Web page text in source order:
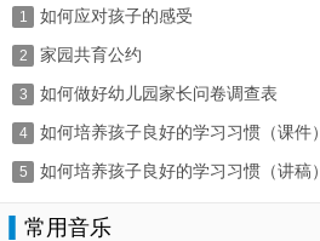
1
如何应对孩子的感受
2
家园共育公约
3
如何做好幼儿园家长问卷调查表
4
如何培养孩子良好的学习习惯（课件）
5 如何培养孩子良好的学习习惯（讲稿）
常用音乐